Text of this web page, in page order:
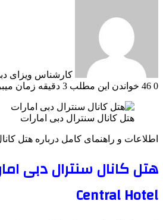
کارشناس ویزای
0
خواندن این مطلب 3 دقیقه زمان میبرد
هتل کانال سنترال دبی امارات
اطلاعات و راهنمای کامل درباره هتل
Central Hotel